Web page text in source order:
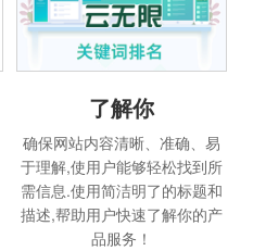
了解你
确保网站内容清晰、准确、易
于理解,使用户能够轻松找到所
需信息.使用简洁明了的标题和
描述,帮助用户快速了解你的产
品服务！